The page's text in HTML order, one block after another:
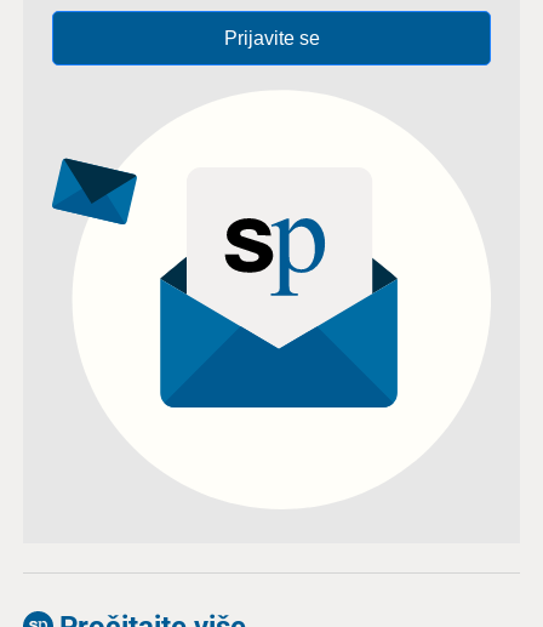
Prijavite se